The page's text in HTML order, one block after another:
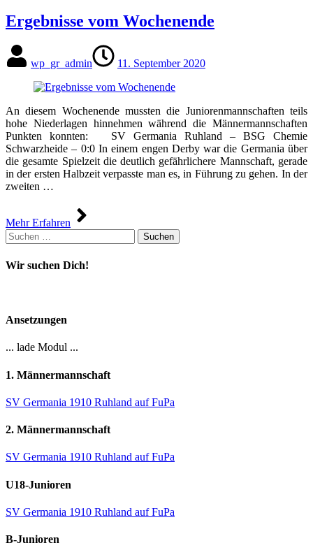
Ergebnisse vom Wochenende
wp_gr_admin 11. September 2020
An diesem Wochenende mussten die Juniorenmannschaften teils
hohe Niederlagen hinnehmen während die Männermannschaften
Punkten konnten: SV Germania Ruhland – BSG Chemie
Schwarzheide – 0:0 In einem engen Derby war die Germania über
die gesamte Spielzeit die deutlich gefährlichere Mannschaft, gerade
in der ersten Halbzeit verpasste man es, in Führung zu gehen. In der
zweiten …
Mehr Erfahren
Suchen
nach:
Wir suchen Dich!
Ansetzungen
... lade Modul ...
1. Männermannschaft
SV Germania 1910 Ruhland auf FuPa
2. Männermannschaft
SV Germania 1910 Ruhland auf FuPa
U18-Junioren
SV Germania 1910 Ruhland auf FuPa
B-Junioren